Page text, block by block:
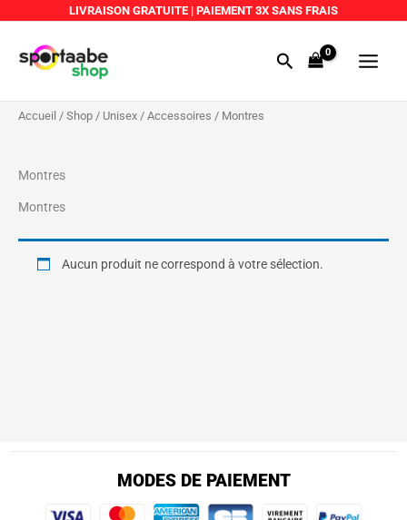
contenu
LIVRAISON GRATUITE | PAIEMENT 3X SANS FRAIS
RechercherMenu
Accueil / Shop / Unisex / Accessoires / Montres
Montres
Montres
Aucun produit ne correspond à votre sélection.
MODES DE PAIEMENT